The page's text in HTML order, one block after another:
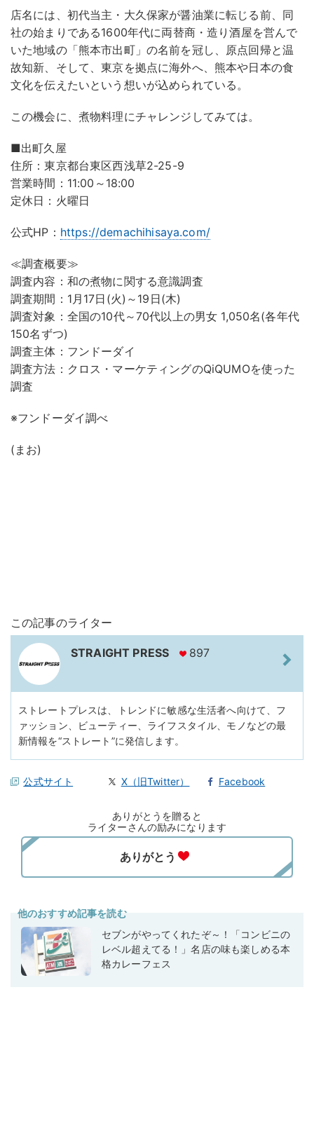
店名には、初代当主・大久保家が醤油業に転じる前、同
社の始まりである1600年代に両替商・造り酒屋を営んで
いた地域の「熊本市出町」の名前を冠し、原点回帰と温
故知新、そして、東京を拠点に海外へ、熊本や日本の食
文化を伝えたいという想いが込められている。
この機会に、煮物料理にチャレンジしてみては。
■出町久屋
住所：東京都台東区西浅草2-25-9
営業時間：11:00～18:00
定休日：火曜日
公式HP： https://demachihisaya.com/
≪調査概要≫
調査内容：和の煮物に関する意識調査
調査期間：1月17日(火)～19日(木)
調査対象：全国の10代～70代以上の男女 1,050名(各年代
150名ずつ)
調査主体：フンドーダイ
調査方法：クロス・マーケティングのQiQUMOを使った
調査
※フンドーダイ調べ
(まお)
この記事のライター
STRAIGHT PRESS 897
ストレートプレスは、トレンドに敏感な生活者へ向けて、フ
ァッション、ビューティー、ライフスタイル、モノなどの最
新情報を“ストレート”に発信します。
公式サイト X（旧Twitter） Facebook
ありがとうを贈ると
ライターさんの励みになります
他のおすすめ記事を読む
セブンがやってくれたぞ～！「コンビニの
レベル超えてる！」名店の味も楽しめる本
格カレーフェス